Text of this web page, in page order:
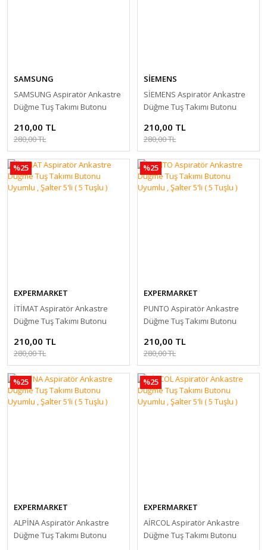
SAMSUNG
SAMSUNG Aspiratör Ankastre
Düğme Tuş Takımı Butonu
210,00 TL
280,00 TL
SİEMENS
SİEMENS Aspiratör Ankastre
Düğme Tuş Takımı Butonu
210,00 TL
280,00 TL
%25
EXPERMARKET
İTİMAT Aspiratör Ankastre
Düğme Tuş Takımı Butonu
210,00 TL
280,00 TL
%25
EXPERMARKET
PUNTO Aspiratör Ankastre
Düğme Tuş Takımı Butonu
210,00 TL
280,00 TL
%25
EXPERMARKET
ALPİNA Aspiratör Ankastre
Düğme Tuş Takımı Butonu
%25
EXPERMARKET
AİRCOL Aspiratör Ankastre
Düğme Tuş Takımı Butonu